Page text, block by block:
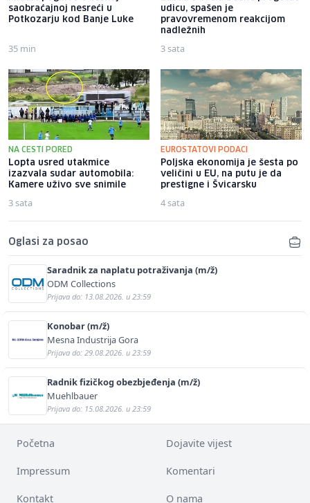
saobraćajnoj nesreći u
Potkozarju kod Banje Luke
35 min
udicu, spašen je
pravovremenom reakcijom
nadležnih
3 sata
NA CESTI PORED
Lopta usred utakmice
izazvala sudar automobila:
Kamere uživo sve snimile
3 sata
EUROSTATOVI PODACI
Poljska ekonomija je šesta po
veličini u EU, na putu je da
prestigne i Švicarsku
4 sata
Oglasi za posao
Saradnik za naplatu potraživanja (m/ž)
ODM Collections
Prijava do: 13.08.2026. u 23:59
Konobar (m/ž)
Mesna Industrija Gora
Prijava do: 29.08.2026. u 23:59
Radnik fizičkog obezbjeđenja (m/ž)
Muehlbauer
Prijava do: 15.08.2026. u 23:59
Početna Dojavite vijest
Impressum Komentari
Kontakt O nama